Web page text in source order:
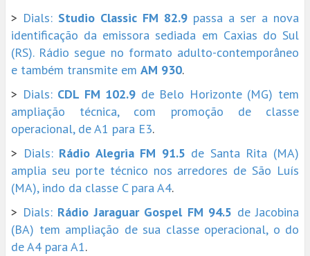
> Dials: Studio Classic FM 82.9 passa a ser a nova
identificação da emissora sediada em Caxias do Sul
(RS). Rádio segue no formato adulto-contemporâneo
e também transmite em AM 930.
> Dials: CDL FM 102.9 de Belo Horizonte (MG) tem
ampliação técnica, com promoção de classe
operacional, de A1 para E3.
> Dials: Rádio Alegria FM 91.5 de Santa Rita (MA)
amplia seu porte técnico nos arredores de São Luís
(MA), indo da classe C para A4.
> Dials: Rádio Jaraguar Gospel FM 94.5 de Jacobina
(BA) tem ampliação de sua classe operacional, o do
de A4 para A1.